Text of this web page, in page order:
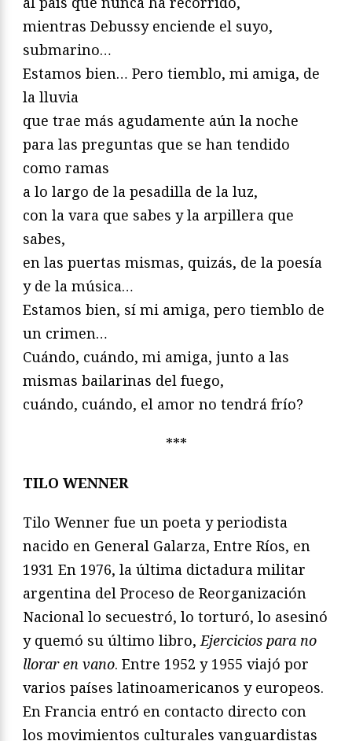
mientras Debussy enciende el suyo,
submarino…
Estamos bien… Pero tiemblo, mi amiga, de
la lluvia
que trae más agudamente aún la noche
para las preguntas que se han tendido
como ramas
a lo largo de la pesadilla de la luz,
con la vara que sabes y la arpillera que
sabes,
en las puertas mismas, quizás, de la poesía
y de la música…
Estamos bien, sí mi amiga, pero tiemblo de
un crimen…
Cuándo, cuándo, mi amiga, junto a las
mismas bailarinas del fuego,
cuándo, cuándo, el amor no tendrá frío?
***
TILO WENNER
Tilo Wenner fue un poeta y periodista
nacido en General Galarza, Entre Ríos, en
1931 En 1976, la última dictadura militar
argentina del Proceso de Reorganización
Nacional lo secuestró, lo torturó, lo asesinó
y quemó su último libro, Ejercicios para no
llorar en vano. Entre 1952 y 1955 viajó por
varios países latinoamericanos y europeos.
En Francia entró en contacto directo con
los movimientos culturales vanguardistas